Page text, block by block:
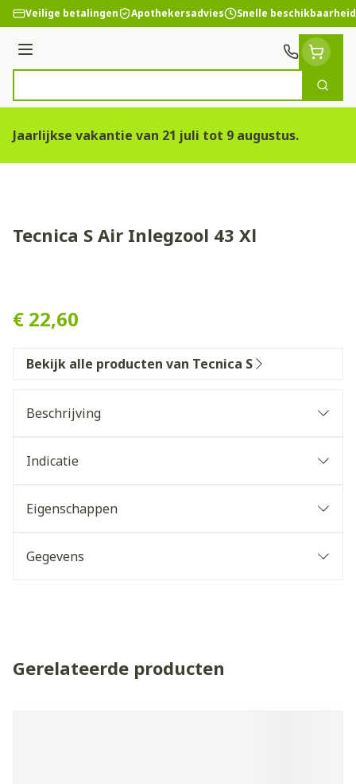
Ga naar de inhoud
Veilige betalingen Apothekersadvies Snelle beschikbaarheid
Menu
Zoek
Jaarlijkse vakantie van 21 juli tot 9 augustus.
Tecnica S Air Inlegzool 43 Xl
€ 22,60
Bekijk alle producten van Tecnica S
Beschrijving
Indicatie
Eigenschappen
Gegevens
Gerelateerde producten